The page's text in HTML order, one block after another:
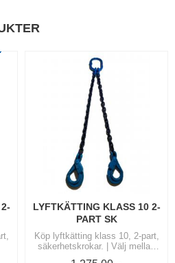
LYFTKÄTTING KLASS 10 2-
PART SK
Köp lyftkätting klass 10, 2-part,
säkerhetskrokar. | Välj mellan